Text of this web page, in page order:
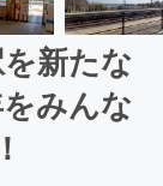
新たな
みんな